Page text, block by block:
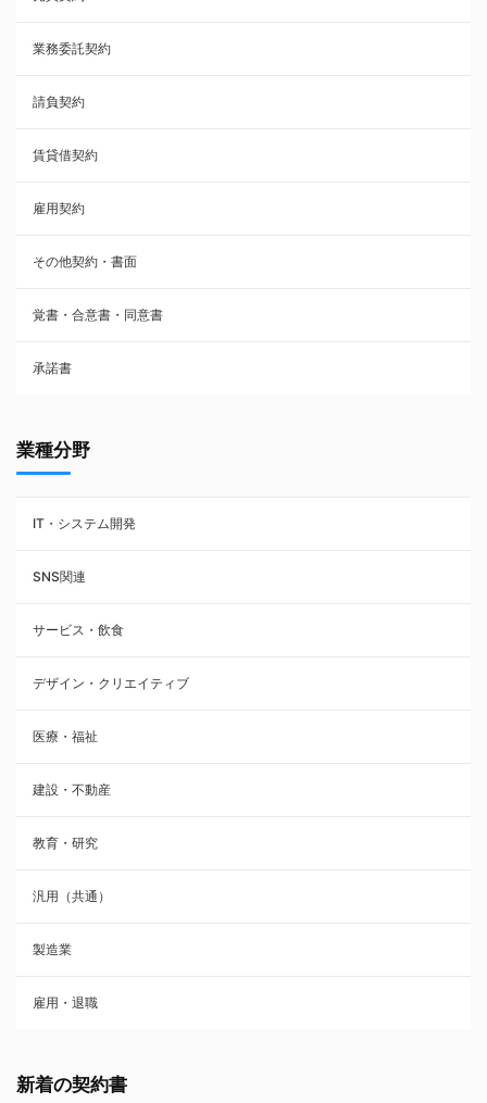
雇用契約
その他契約・書面
売買契約
株主総会議事録・関連書類
請負契約
フランチャイズ契約
賃貸借契約
業務委託契約
請負契約
賃貸借契約
雇用契約
その他契約・書面
覚書・合意書・同意書
承諾書
業種分野
IT・システム開発
SNS関連
サービス・飲食
デザイン・クリエイティブ
医療・福祉
建設・不動産
教育・研究
汎用（共通）
製造業
雇用・退職
新着の契約書